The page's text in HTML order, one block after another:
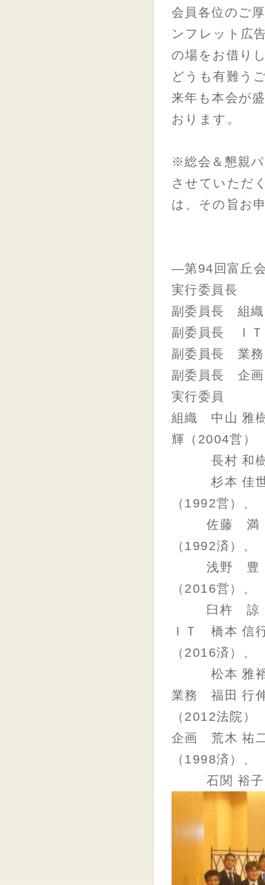
会員各位のご
ンフレット広
の場をお借り
どうも有難う
来年も本会が
おります。
※総会＆懇親
させていただ
は、その旨お
―第94回富丘
実行委員
副委員長 組
副委員長 Ｉ
副委員長 業
副委員長 企
実行委員
組織 中山 雅
輝（2004営）
長村 和樹
杉本 佳世（
（1992営）、
佐藤 満（
（1992済）、
浅野 豊（
（2016営）、
臼杵 諒（
ＩＴ 橋本 信
（2016済）、
松本 雅裕
業務 福田 行
（2012法院）
企画 荒木 祐
（1998済）、
石関 裕子（